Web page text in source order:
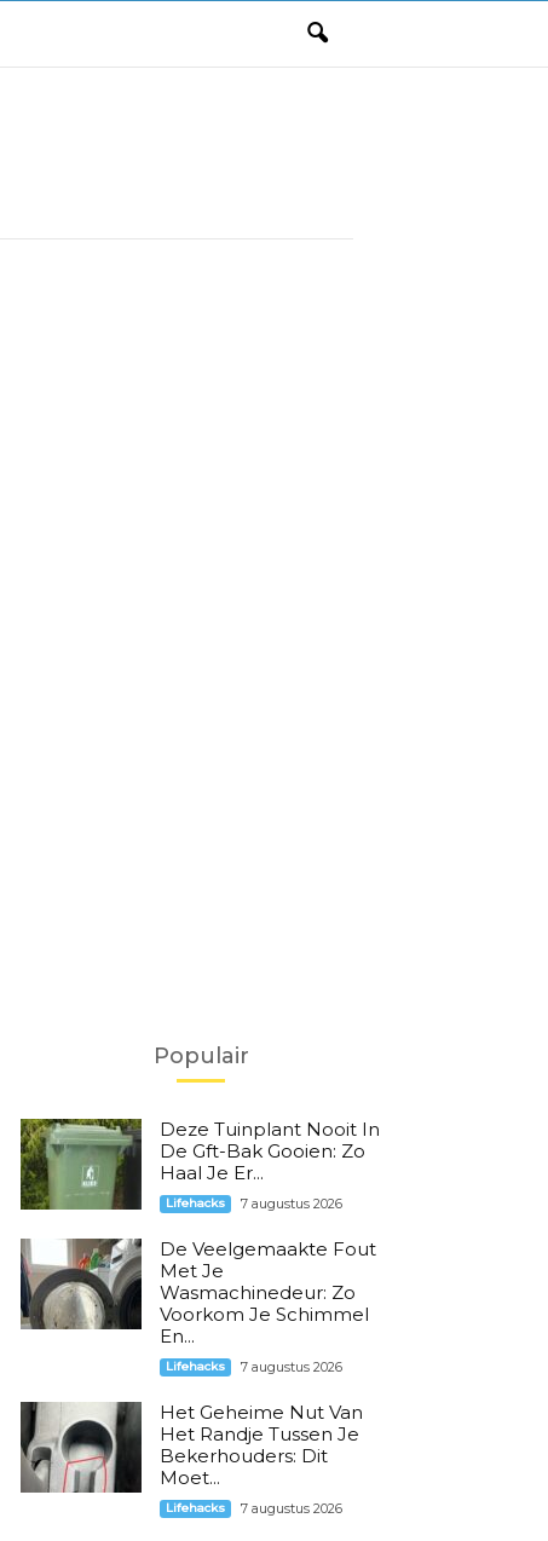
Populair
Deze Tuinplant Nooit In
De Gft-Bak Gooien: Zo
Haal Je Er...
Lifehacks 7 augustus 2026
De Veelgemaakte Fout
Met Je
Wasmachinedeur: Zo
Voorkom Je Schimmel
En...
Lifehacks 7 augustus 2026
Het Geheime Nut Van
Het Randje Tussen Je
Bekerhouders: Dit
Moet...
Lifehacks 7 augustus 2026